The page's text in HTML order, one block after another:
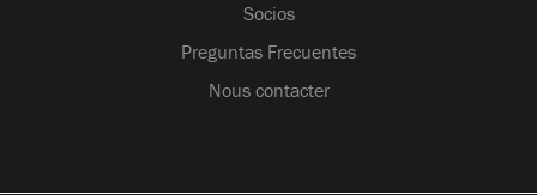
Socios
Preguntas Frecuentes
Nous contacter